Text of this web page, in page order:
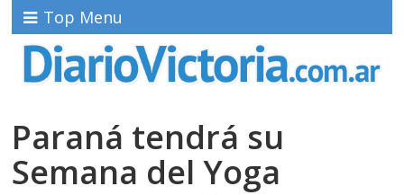
Top Menu
Paraná tendrá su
Semana del Yoga